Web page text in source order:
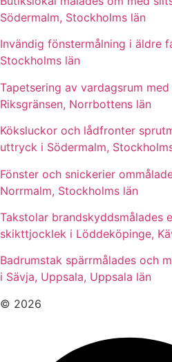
Södermalm, Stockholms län
Invändig fönstermålning i äldre
Stockholms län
Tapetsering av vardagsrum
Riksgränsen, Norrbottens län
Köksluckor och lådfronter
uttryck i Södermalm,
Fönster och snickerier
Norrmalm, Stockholms län
Takstolar brandskyddsmålades
skikttjocklek i Löddeköpinge,
Badrumstak spärrmålades och
i Sävja, Uppsala, Uppsala län
© 2026